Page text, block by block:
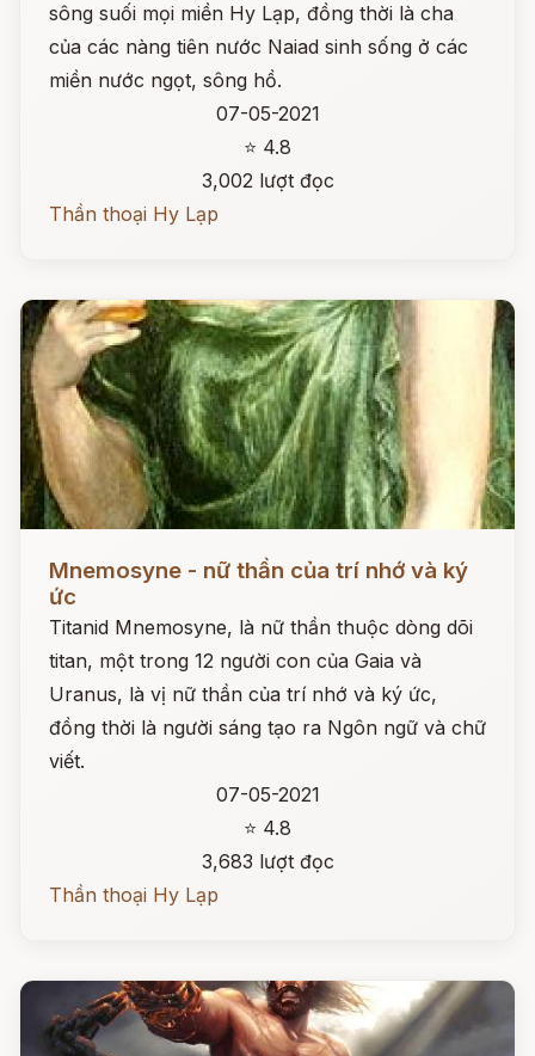
sông suối mọi miền Hy Lạp, đồng thời là cha
của các nàng tiên nước Naiad sinh sống ở các
miền nước ngọt, sông hồ.
07-05-2021
⭐ 4.8
3,002 lượt đọc
Thần thoại Hy Lạp
Mnemosyne - nữ thần của trí nhớ và ký
ức
Titanid Mnemosyne, là nữ thần thuộc dòng dõi
titan, một trong 12 người con của Gaia và
Uranus, là vị nữ thần của trí nhớ và ký ức,
đồng thời là người sáng tạo ra Ngôn ngữ và chữ
viết.
07-05-2021
⭐ 4.8
3,683 lượt đọc
Thần thoại Hy Lạp